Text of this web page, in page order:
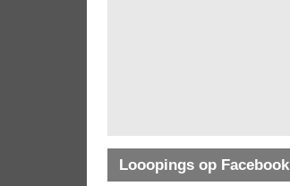
Looopings op Facebook